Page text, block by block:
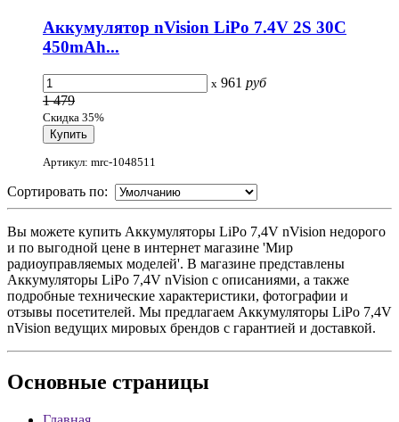
Аккумулятор nVision LiPo 7.4V 2S 30C
450mAh...
x 961 руб
1 479
Скидка 35%
Артикул: mrc-1048511
Сортировать по:
Вы можете купить Аккумуляторы LiPo 7,4V nVision недорого
и по выгодной цене в интернет магазине 'Мир
радиоуправляемых моделей'. В магазине представлены
Аккумуляторы LiPo 7,4V nVision с описаниями, а также
подробные технические характеристики, фотографии и
отзывы посетителей. Мы предлагаем Аккумуляторы LiPo 7,4V
nVision ведущих мировых брендов с гарантией и доставкой.
Основные страницы